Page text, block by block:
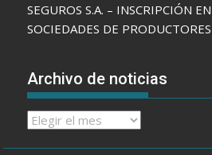
SEGUROS S.A. – INSCRIPCIÓN
SOCIEDADES DE
Archivo de noticias
Archivo